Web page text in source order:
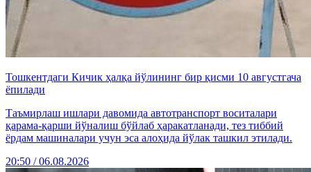
Тошкентдаги Кичик ҳалқа йўлининг бир қисми 10 августгача
ёпилади
Таъмирлаш ишлари давомида автотранспорт воситалари
қарама-қарши йўналиш бўйлаб ҳаракатланади, тез тиббий
ёрдам машиналари учун эса алоҳида йўлак ташкил этилади.
20:50 / 06.08.2026